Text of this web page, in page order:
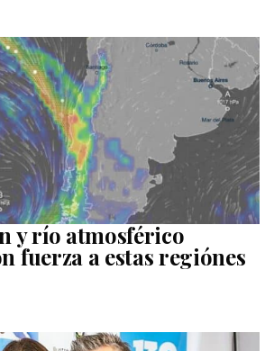
y río atmosférico
fuerza a estas regiónes